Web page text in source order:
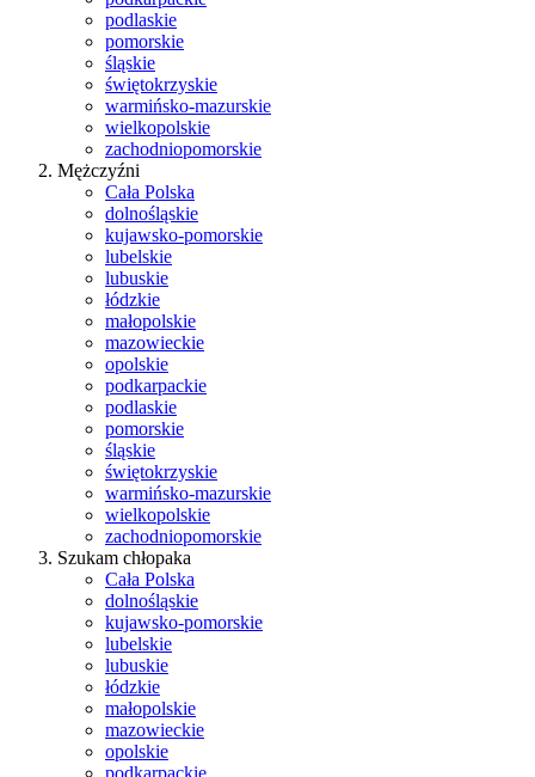
podlaskie
pomorskie
śląskie
świętokrzyskie
warmińsko-mazurskie
wielkopolskie
zachodniopomorskie
Mężczyźni
Cała Polska
dolnośląskie
kujawsko-pomorskie
lubelskie
lubuskie
łódzkie
małopolskie
mazowieckie
opolskie
podkarpackie
podlaskie
pomorskie
śląskie
świętokrzyskie
warmińsko-mazurskie
wielkopolskie
zachodniopomorskie
Szukam chłopaka
Cała Polska
dolnośląskie
kujawsko-pomorskie
lubelskie
lubuskie
łódzkie
małopolskie
mazowieckie
opolskie
podkarpackie